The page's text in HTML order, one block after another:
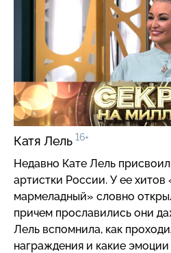
Раскрыла ли героиня свой
Катя Лель 16+
Недавно Кате Лель
артистки России. У ее
мармеладный» словно
причем прославились они
Лель вспомнила, как
награждения и какие